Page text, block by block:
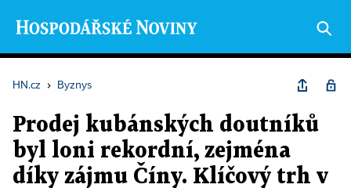
HN.cz › Byznys
Prodej kubánských doutníků
byl loni rekordní, zejména
díky zájmu Číny. Klíčový trh v